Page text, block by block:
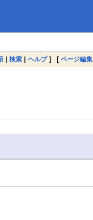
| 検索 | ヘルプ] [ ページ編集